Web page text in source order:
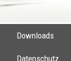
Downloads
Datenschutz